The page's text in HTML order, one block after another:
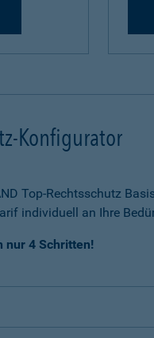
Konfigurator
Top-Rechtsschutz
individuell an Ihre
nur 4 Schritten!